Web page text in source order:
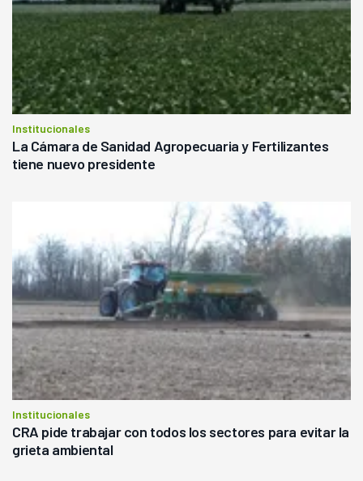
Institucionales
La Cámara de Sanidad Agropecuaria y Fertilizantes
tiene nuevo presidente
Institucionales
CRA pide trabajar con todos los sectores para evitar la
grieta ambiental